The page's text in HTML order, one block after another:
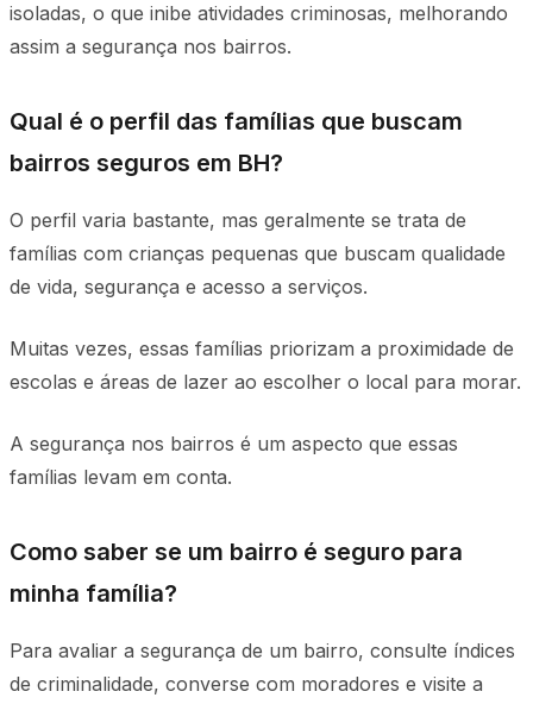
isoladas, o que inibe atividades criminosas, melhorando
assim a segurança nos bairros.
Qual é o perfil das famílias que buscam
bairros seguros em BH?
O perfil varia bastante, mas geralmente se trata de
famílias com crianças pequenas que buscam qualidade
de vida, segurança e acesso a serviços.
Muitas vezes, essas famílias priorizam a proximidade de
escolas e áreas de lazer ao escolher o local para morar.
A segurança nos bairros é um aspecto que essas
famílias levam em conta.
Como saber se um bairro é seguro para
minha família?
Para avaliar a segurança de um bairro, consulte índices
de criminalidade, converse com moradores e visite a